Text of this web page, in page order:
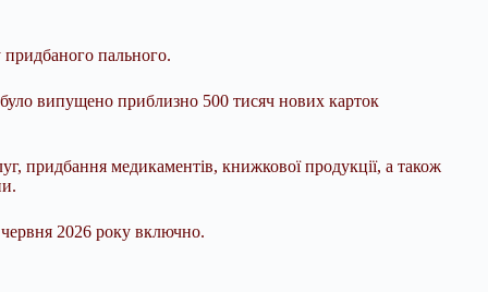
придбаного пального.
випущено приблизно 500 тисяч нових карток
придбання медикаментів, книжкової продукції, а також
2026 року включно.